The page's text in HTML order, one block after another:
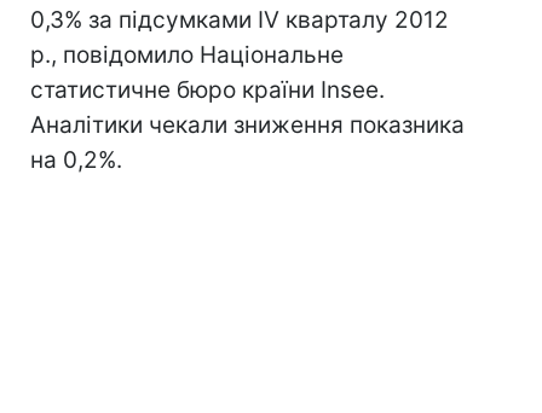
0,3% за підсумками IV кварталу 2012
р., повідомило Національне
статистичне бюро країни Insee.
Аналітики чекали зниження показника
на 0,2%.